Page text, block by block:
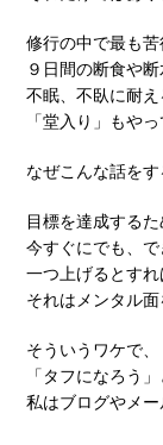
修行の中で最も苦
９日間の断食や断
不眠、不臥に耐え
「堂入り」もや
なぜこんな話をす
目標を達成するた
今すぐにでも、
一つ上げるとすれ
それはメンタル面
そういうワケで、
「タフになろう
私はブログやメー